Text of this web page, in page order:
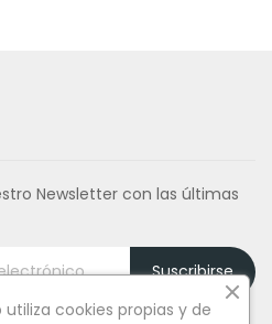
Newsletter con las últimas
Suscribirse
utiliza cookies propias y de